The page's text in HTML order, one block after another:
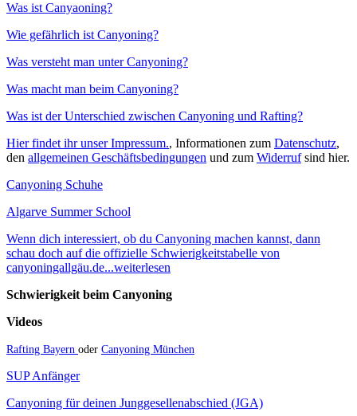
Was ist Canyaoning?
Wie gefährlich ist Canyoning?
Was versteht man unter Canyoning?
Was macht man beim Canyoning?
Was ist der Unterschied zwischen Canyoning und Rafting?
Hier findet ihr unser Impressum., Informationen zum Datenschutz,
den allgemeinen Geschäftsbedingungen und zum Widerrufsind hier.
Canyoning Schuhe
Algarve Summer School
Wenn dich interessiert, ob du Canyoning machen kannst, dann
schau doch auf die offizielle Schwierigkeitstabelle von
canyoningallgäu.de...weiterlesen
Schwierigkeit beim Canyoning
Videos
Rafting Bayern oder Canyoning München
SUP Anfänger
Canyoning für deinen Junggesellenabschied (JGA)